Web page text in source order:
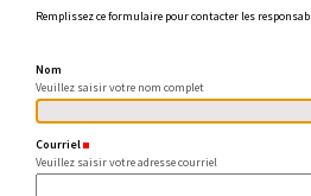
Remplissez ce formulaire pour contacter les
Nom
Veuillez saisir votre nom complet
Courriel
Veuillez saisir votre adresse courriel